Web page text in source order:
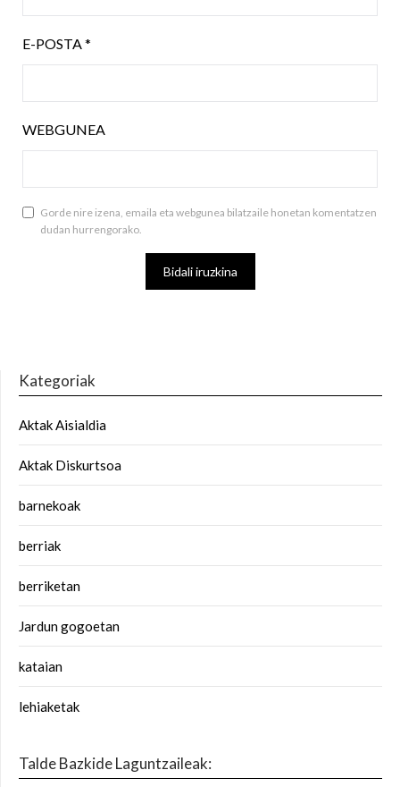
E-POSTA*
WEBGUNEA
Gorde nire izena, emaila eta webgunea bilatzaile honetan komentatzen
dudan hurrengorako.
Kategoriak
Aktak Aisialdia
Aktak Diskurtsoa
barnekoak
berriak
berriketan
Jardun gogoetan
kataian
lehiaketak
Talde Bazkide Laguntzaileak: